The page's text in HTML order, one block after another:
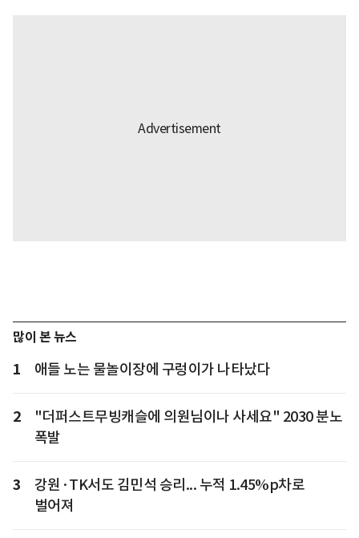
많이 본 뉴스
1 애들 노는 물놀이장에 구렁이가 나타났다
2
"더퍼스트무빙캐슬에 의원님이나 사세요" 2030 분노
폭발
3
강원·TK서도 김민석 승리... 누적 1.45%p차로
벌어져